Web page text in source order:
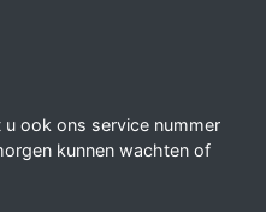
ook ons service nummer
kunnen wachten of